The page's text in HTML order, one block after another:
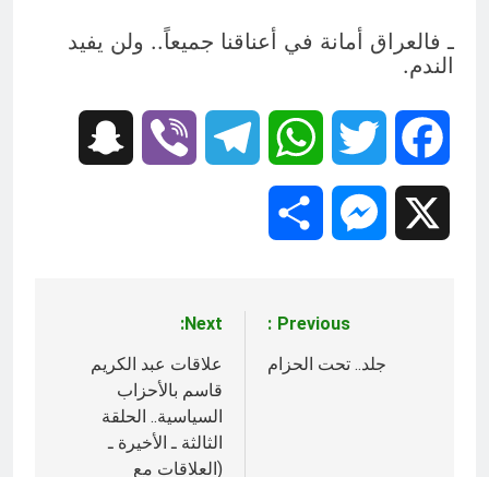
ـ فالعراق أمانة في أعناقنا جميعاً.. ولن يفيد
الندم.
Facebook
Twitter
WhatsApp
Telegram
Viber
Messenger
المقالات
Previous:
جلد.. تحت الحزام
Next:
علاقات عبد الكريم
قاسم بالأحزاب
السياسية.. الحلقة
الثالثة ـ الأخيرة ـ
(العلاقات مع